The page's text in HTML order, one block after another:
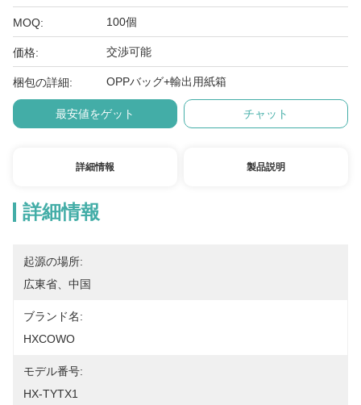
MOQ: 100個
価格: 交渉可能
梱包の詳細: OPPバッグ+輸出用紙箱
最安値をゲット チャット
詳細情報 製品説明
詳細情報
起源の場所:
広東省、中国
ブランド名:
HXCOWO
モデル番号:
HX-TYTX1